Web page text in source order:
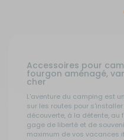
Accessoires pour
fourgon aménagé,
cher
L'aventure du camping est
sur les routes pour
découverte, à la détente, au
gage de liberté et de
maximum de vos vacances